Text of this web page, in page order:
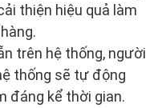
thiện hiệu quả làm
trên hệ thống, người
thống sẽ tự động
đáng kể thời gian.